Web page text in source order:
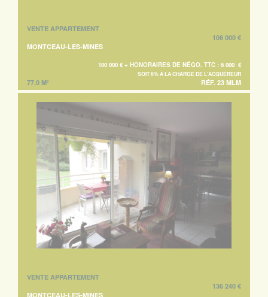
VENTE APPARTEMENT
106 000 €
MONTCEAU-LES-MINES
100 000 € + HONORAIRES DE NÉGO. TTC : 6 000 €
SOIT 6% À LA CHARGE DE L'ACQUÉREUR
77.0 M² RÉF. 23 MLM
VENTE APPARTEMENT
136 240 €
MONTCEAU-LES-MINES